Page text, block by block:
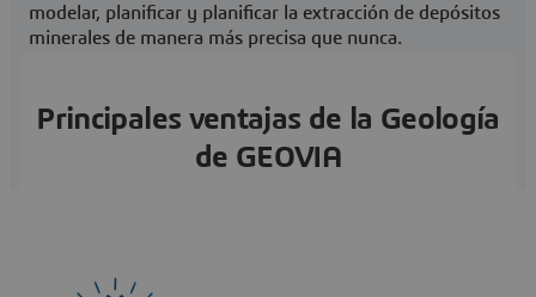
modelar, planificar y planificar la extracción de depósitos
minerales de manera más precisa que nunca.
Principales ventajas de la Geología
de GEOVIA